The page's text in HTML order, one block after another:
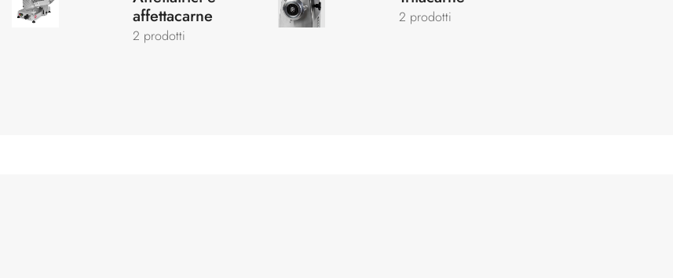
affettacarne
2 prodotti
2 prodotti